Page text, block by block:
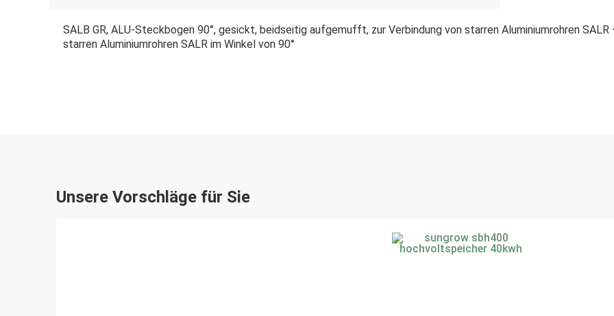
SALB GR, ALU-Steckbogen 90°, gesickt, beidseitig aufgemufft, zur Verbindung von starren Aluminiumrohren
starren Aluminiumrohren SALR im Winkel von 90°
Unsere Vorschläge für Sie